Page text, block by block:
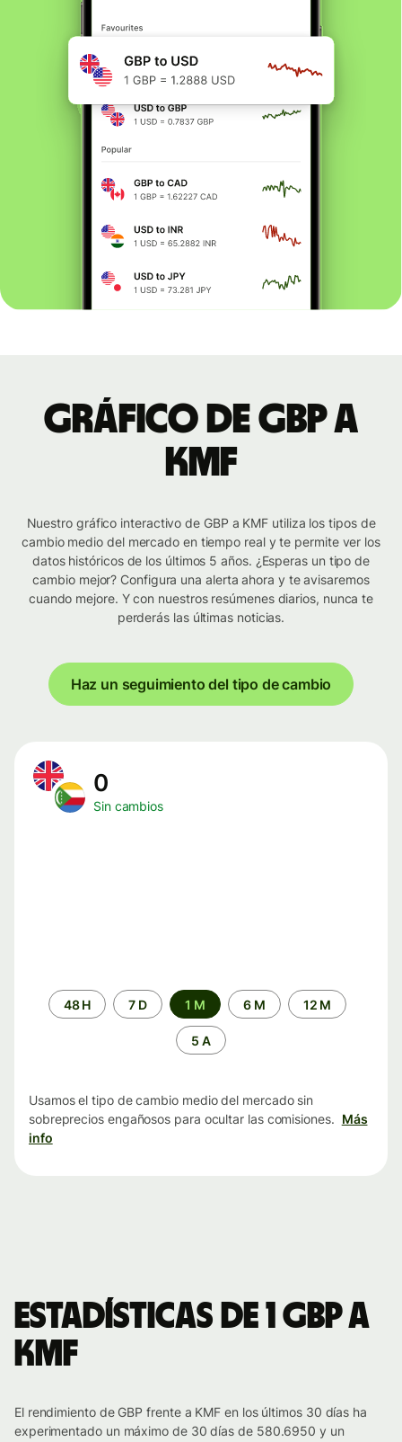
Gráfico de GBP a
KMF
Nuestro gráfico interactivo de GBP a KMF utiliza los tipos de
cambio medio del mercado en tiempo real y te permite ver los
datos históricos de los últimos 5 años. ¿Esperas un tipo de
cambio mejor? Configura una alerta ahora y te avisaremos
cuando mejore. Y con nuestros resúmenes diarios, nunca te
perderás las últimas noticias.
Haz un seguimiento del tipo de cambio
0
Sin cambios
Periodo48 H 7 D 1 M 6 M 12 M
5 A
Usamos el tipo de cambio medio del mercado sin
sobreprecios engañosos para ocultar las comisiones. Más
info
Estadísticas de 1 GBP a
KMF
El rendimiento de GBP frente a KMF en los últimos 30 días ha
experimentado un máximo de 30 días de 580.6950 y un